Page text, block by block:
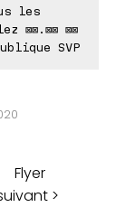
les
⊠⊠.⊠⊠ ⊠⊠
SVP
Flyer
>